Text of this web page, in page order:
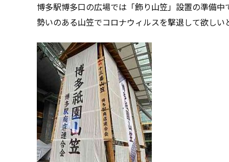
博多駅博多口の広場では「飾り山笠」設置の準備中
勢いのある山笠でコロナウィルスを撃退して欲しい